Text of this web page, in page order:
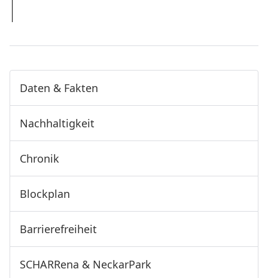
Daten & Fakten
Nachhaltigkeit
Chronik
Blockplan
Barrierefreiheit
SCHARRena & NeckarPark